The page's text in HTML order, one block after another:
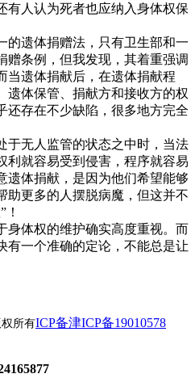
有人认为死者也应纳入身体权保
遗体捐赠法，只有卫生部和一
赠条例，但我发现，其着重强调
当遗体捐献后，在遗体捐献程
遗体保管、捐献方和接收方的权
还存在不少缺陷，很多地方完全
无人监管的状态之中时，当法
利就容易受到侵害，程序就容易
遗体捐献，是因为他们希望能够
助更多的人摆脱病魔，但这并不
体权的维护确实高度重视。而
有一个准确的定论，不能总是让
所有ICP备津ICP备19010578